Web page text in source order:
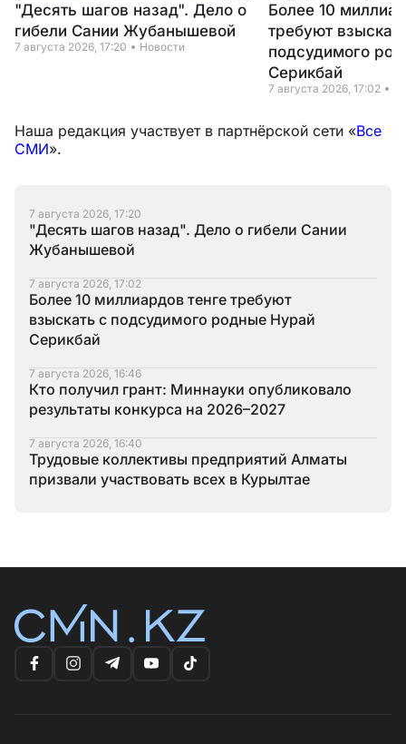
"Десять шагов назад". Дело о
гибели Сании Жубанышевой
7 августа 2026, 17:20 Новости
Более 10
требуют
подсудимого
Серикбай
7 августа 2026, 17:02
Наша редакция участвует в партнёрской сети «Все
СМИ».
7 августа 2026, 17:20
"Десять шагов назад". Дело о гибели Сании
Жубанышевой
7 августа 2026, 17:02
Более 10 миллиардов тенге требуют
взыскать с подсудимого родные Нурай
Серикбай
7 августа 2026, 16:46
Кто получил грант: Миннауки опубликовало
результаты конкурса на 2026–2027
7 августа 2026, 16:40
Трудовые коллективы предприятий Алматы
призвали участвовать всех в Курылтае